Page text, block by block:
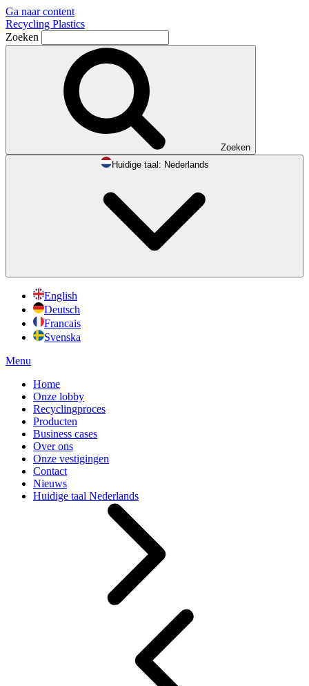
Ga naar content
Recycling Plastics
Zoeken
Zoeken
Huidige taal:
English
Deutsch
Francais
Svenska
Menu
Home
Onze lobby
Recyclingproces
Producten
Business cases
Over ons
Onze vestigingen
Contact
Nieuws
Huidige taal Nederlands